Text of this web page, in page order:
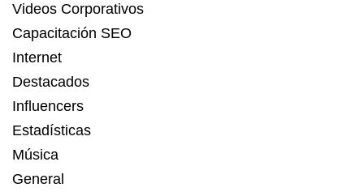
Videos Corporativos
Capacitación SEO
Internet
Destacados
Influencers
Estadísticas
Música
General